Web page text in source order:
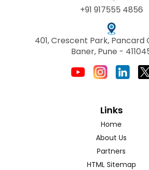
+91 917555 4856
401, Crescent Park, Pancard
Baner, Pune -
Links
Home
About Us
Partners
HTML Sitemap